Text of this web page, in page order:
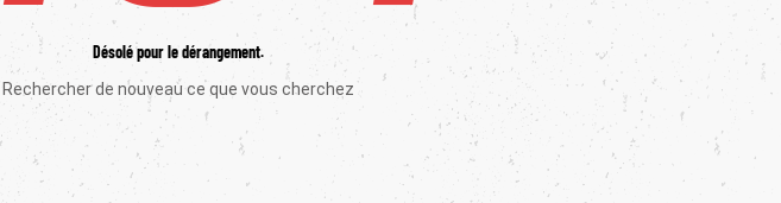
Désolé pour le dérangement.
Rechercher de nouveau ce que vous cherchez